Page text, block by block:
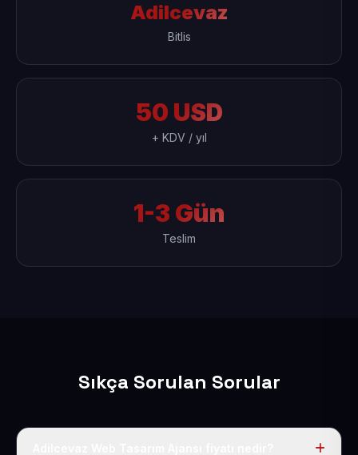
Adilcevaz
Bitlis
50 USD
+ KDV / yıl
1-3 Gün
Teslim
Sıkça Sorulan Sorular